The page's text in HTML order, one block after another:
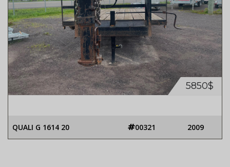
5850$
QUALI G 1614 20 00321 2009